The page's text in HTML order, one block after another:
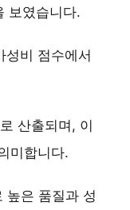
보였습니다.
성비 점수에서
산출되며, 이
미합니다.
높은 품질과 성